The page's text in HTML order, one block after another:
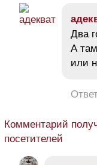
Два
А
или
Комментарий
посетителей